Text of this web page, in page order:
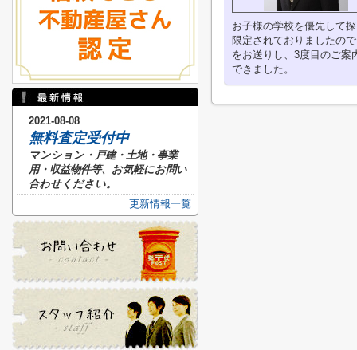
お子様の学校を優先して
限定されておりましたの
をお送りし、3度目のご案
できました。
2021-08-08
無料査定受付中
マンション・戸建・土地・事業
用・収益物件等、お気軽にお問い
合わせください。
更新情報一覧